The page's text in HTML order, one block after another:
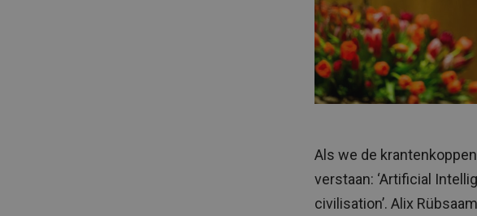
Als we de
verstaan: ‘Artificial
civilisation’. Alix